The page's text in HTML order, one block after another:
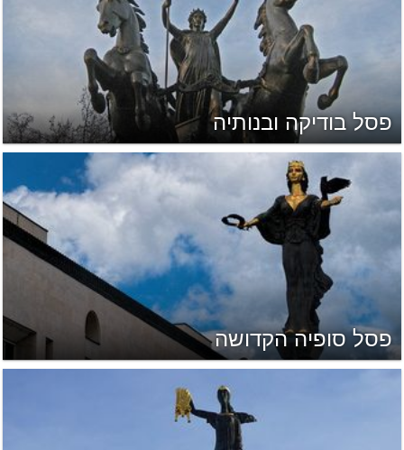
פסל בודיקה ובנותיה
פסל סופיה הקדושה